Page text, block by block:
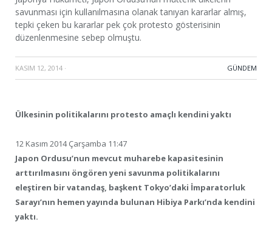
savunması için kullanılmasına olanak tanıyan kararlar almış,
tepki çeken bu kararlar pek çok protesto gösterisinin
düzenlenmesine sebep olmuştu.
KASIM 12, 2014 · GÜNDEM
Ülkesinin politikalarını protesto amaçlı kendini yaktı
12 Kasım 2014 Çarşamba 11:47
Japon Ordusu’nun mevcut muharebe kapasitesinin
arttırılmasını öngören yeni savunma politikalarını
eleştiren bir vatandaş, başkent Tokyo’daki İmparatorluk
Sarayı’nın hemen yayında bulunan Hibiya Parkı’nda kendini
yaktı.